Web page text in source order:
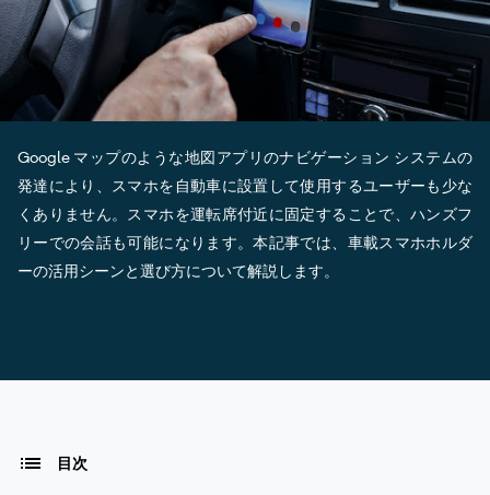
Google マップのような地図アプリのナビゲーション システムの
発達により、スマホを自動車に設置して使用するユーザーも少な
くありません。スマホを運転席付近に固定することで、ハンズフ
リーでの会話も可能になります。本記事では、車載スマホホルダ
ーの活用シーンと選び方について解説します。
目次